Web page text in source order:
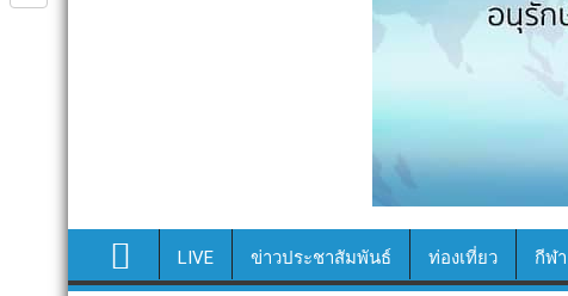
LIVE ข่าวประชาสัมพันธ์ ท่องเที่ยว กีฬา
l